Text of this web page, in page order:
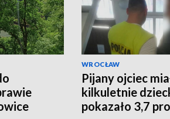
WROCŁAW
Pijany ojciec
kilkuletnie
pokazało 3,7